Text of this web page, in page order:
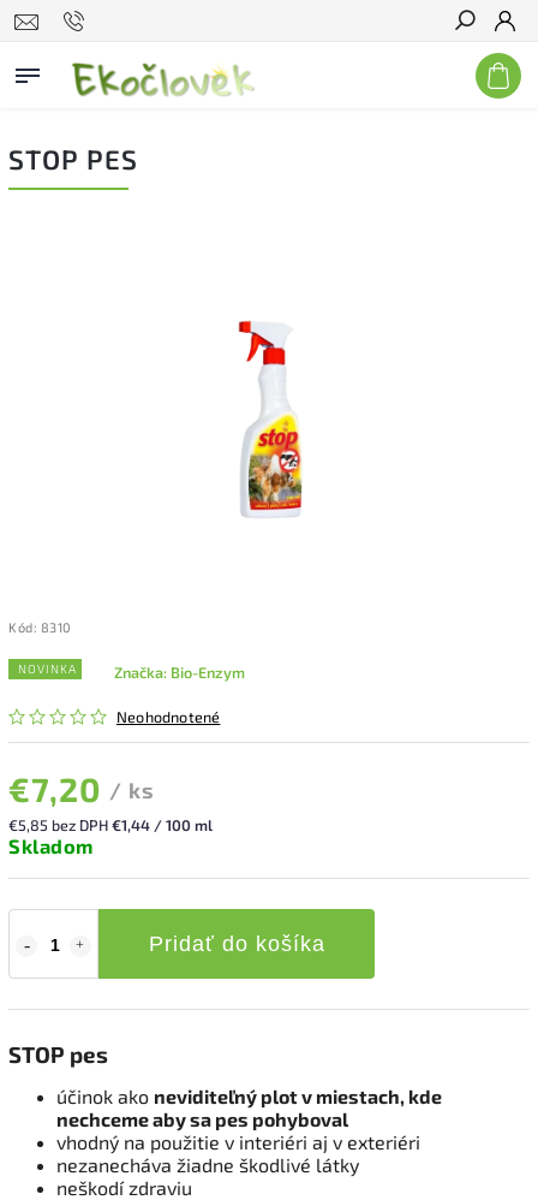
Hľadať
STOP PES
Kód: 8310
NOVINKA
Neohodnotené
Značka: Bio-Enzym
€7,20 / ks
€5,85 bez DPH€1,44 / 100 ml
Skladom
Pridať do košíka
STOP pes
účinok ako neviditeľný plot v miestach, kde
nechceme aby sa pes pohyboval
vhodný na použitie v interiéri aj v exteriéri
nezanecháva žiadne škodlivé látky
neškodí zdraviu